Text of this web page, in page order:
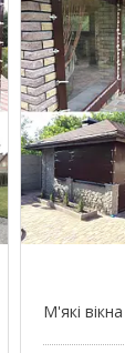
М'які